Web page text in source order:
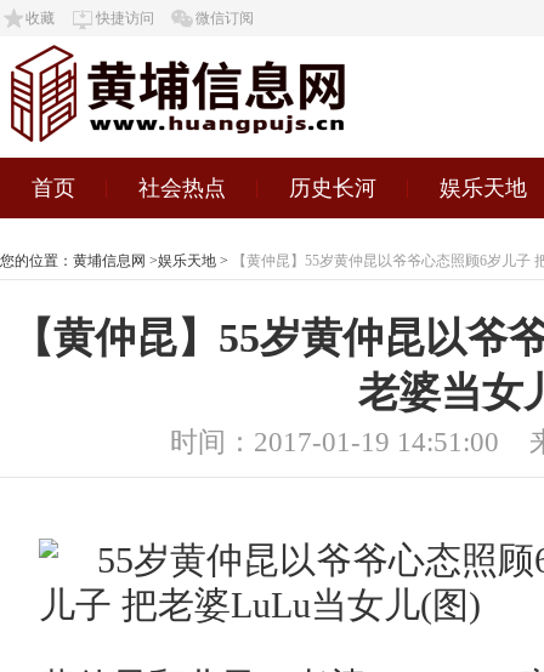
收藏 快捷访问 微信订阅
首页 社会热点 历史长河 娱乐天地
您的位置： 黄埔信息网 >娱乐天地 > 【黄仲昆】55岁黄仲昆以爷爷心态照顾6岁儿子
【黄仲昆】55岁黄仲昆以爷
老婆当女
时间：2017-01-19 14:51:00